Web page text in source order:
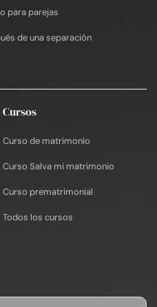
para parejas
de una separación
Cursos
Curso de matrimonio
Curso Salva mi matrimonio
Curso prematrimonial
Todos los cursos